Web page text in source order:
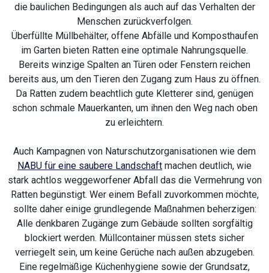
die baulichen Bedingungen als auch auf das Verhalten der
Menschen zurückverfolgen.
Überfüllte Müllbehälter, offene Abfälle und Komposthaufen
im Garten bieten Ratten eine optimale Nahrungsquelle.
Bereits winzige Spalten an Türen oder Fenstern reichen
bereits aus, um den Tieren den Zugang zum Haus zu öffnen.
Da Ratten zudem beachtlich gute Kletterer sind, genügen
schon schmale Mauerkanten, um ihnen den Weg nach oben
zu erleichtern.
Auch Kampagnen von Naturschutzorganisationen wie dem
NABU für eine saubere Landschaft machen deutlich, wie
stark achtlos weggeworfener Abfall das die Vermehrung von
Ratten begünstigt. Wer einem Befall zuvorkommen möchte,
sollte daher einige grundlegende Maßnahmen beherzigen:
Alle denkbaren Zugänge zum Gebäude sollten sorgfältig
blockiert werden. Müllcontainer müssen stets sicher
verriegelt sein, um keine Gerüche nach außen abzugeben.
Eine regelmäßige Küchenhygiene sowie der Grundsatz,